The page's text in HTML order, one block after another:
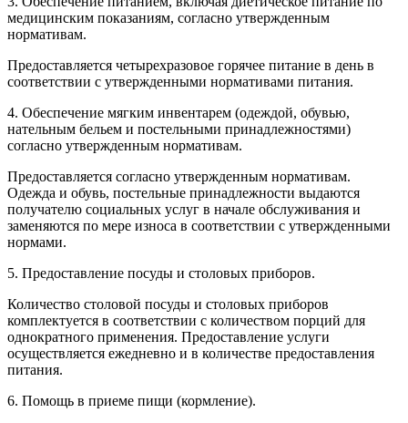
медицинским показаниям, согласно утвержденным
нормативам.
Предоставляется четырехразовое горячее питание в день в
соответствии с утвержденными нормативами питания.
4. Обеспечение мягким инвентарем (одеждой, обувью,
нательным бельем и постельными принадлежностями)
согласно утвержденным нормативам.
Предоставляется согласно утвержденным нормативам.
Одежда и обувь, постельные принадлежности выдаются
получателю социальных услуг в начале обслуживания и
заменяются по мере износа в соответствии с утвержденными
нормами.
5. Предоставление посуды и столовых приборов.
Количество столовой посуды и столовых приборов
комплектуется в соответствии с количеством порций для
однократного применения. Предоставление услуги
осуществляется ежедневно и в количестве предоставления
питания.
6. Помощь в приеме пищи (кормление).